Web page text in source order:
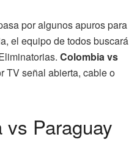
por algunos apuros para
el equipo de todos buscará
Colombia vs
TV señal abierta, cable o
Paraguay